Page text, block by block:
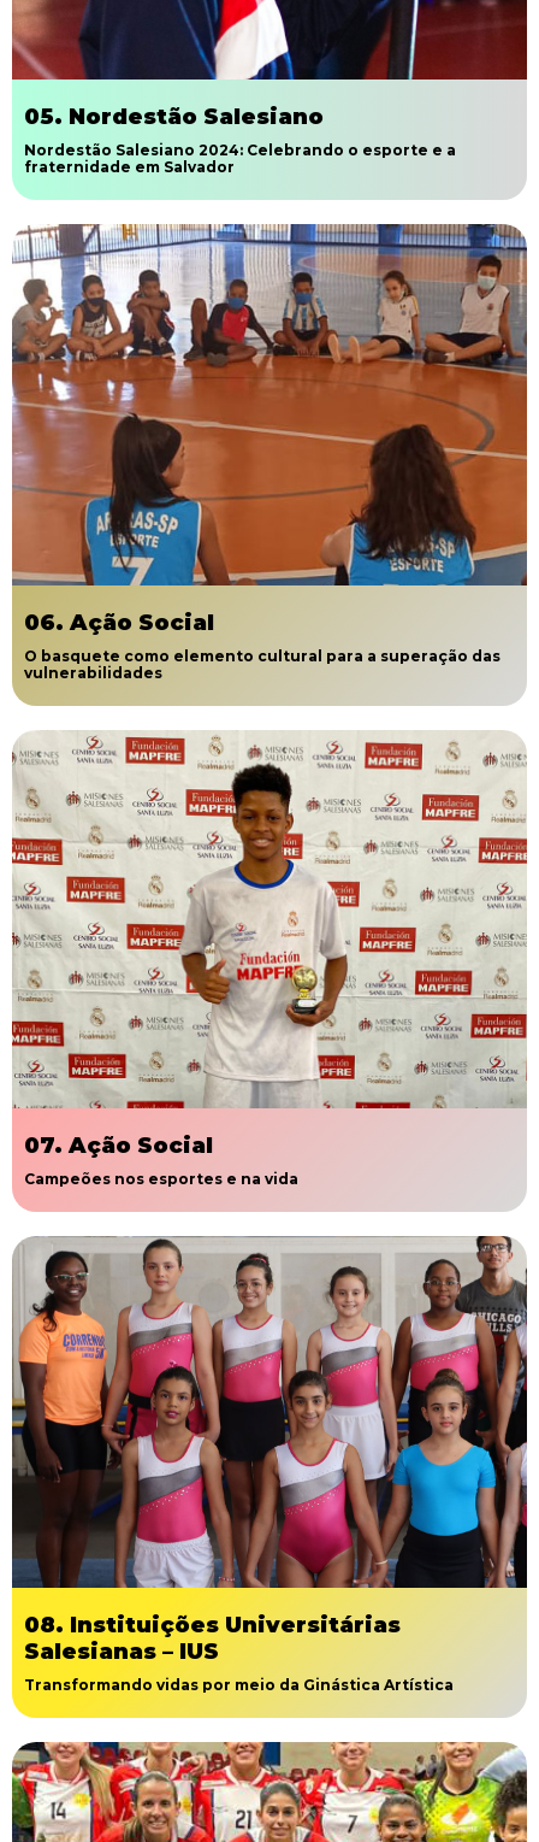
05. Nordestão Salesiano
Nordestão Salesiano 2024: Celebrando o esporte e a
fraternidade em Salvador
06. Ação Social
O basquete como elemento cultural para a superação das
vulnerabilidades
07. Ação Social
Campeões nos esportes e na vida
08. Instituições Universitárias
Salesianas – IUS
Transformando vidas por meio da Ginástica Artística